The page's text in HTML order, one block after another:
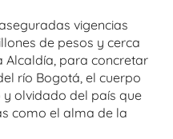
vigencias
de pesos y cerca
Alcaldía, para concretar
río Bogotá, el cuerpo
olvidado del país que
como el alma de la